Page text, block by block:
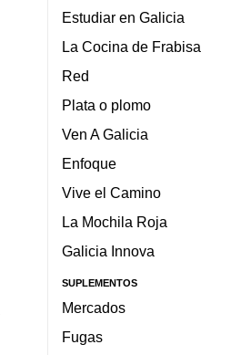
Estudiar en Galicia
La Cocina de Frabisa
Red
Plata o plomo
Ven A Galicia
Enfoque
Vive el Camino
La Mochila Roja
Galicia Innova
SUPLEMENTOS
Mercados
Fugas